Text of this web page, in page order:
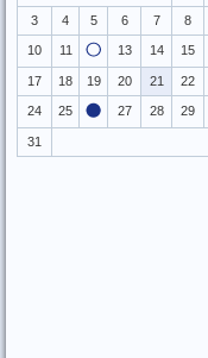
3
4 5 6 7 8
10 11 13 14 15
17 18 19 20 21 22
24 25 27 28 29
31